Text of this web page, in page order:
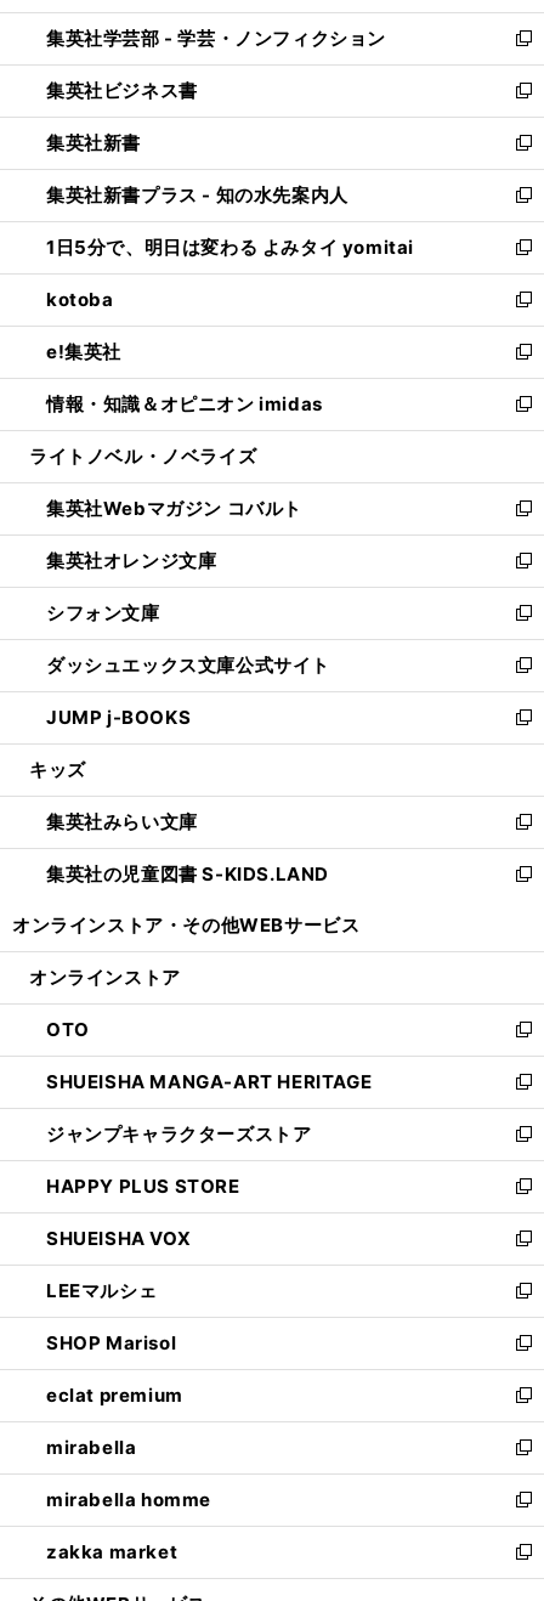
開
く
ウ
で
開
く
ン
ド
ウ
で
開
く
ウ
ィ
ン
ド
ウ
で
開
く
集英社学芸部 - 学芸・ノンフィクション
新
し
い
ウ
ィ
ン
ド
ウ
で
開
く
集英社ビジネス書
新
し
い
ウ
ィ
ン
ド
ウ
で
開
く
集英社新書
新
し
い
ウ
ィ
ン
ド
ウ
で
開
く
集英社新書プラス - 知の水先案内人
新
し
い
ウ
ィ
ン
ド
ウ
で
開
1日5分で、明日は変わる よみタイ yomitai
新
し
い
ウ
ィ
ン
ド
ウ
開
く
kotoba
新
し
い
ウ
ィ
ン
ウ
で
開
く
e!集英社
新
し
い
ウ
ン
ド
ウ
で
開
く
情報・知識＆オピニオン imidas
新
し
ウ
ィ
ン
ド
ウ
で
開
く
ライトノベル・ノベライズ
集英社Webマガジン コバルト
新
し
い
ウ
ィ
ン
ド
ウ
で
開
集英社オレンジ文庫
新
し
い
ウ
ィ
ン
ド
ウ
開
く
シフォン文庫
新
し
い
ウ
ィ
ン
ウ
で
開
く
ダッシュエックス文庫公式サイト
新
し
い
ウ
ン
ド
ウ
で
JUMP j-BOOKS
新
し
ウ
ィ
ン
ド
開
キッズ
集英社みらい文庫
新
し
い
ン
ウ
で
開
く
集英社の児童図書 S-KIDS.LAND
新
ウ
ン
ド
ウ
で
開
く
オンラインストア・ その他WEBサービス
オンラインストア
OTO
新
し
い
ウ
ィ
ン
ド
ウ
で
開
く
SHUEISHA MANGA-ART HERITAGE
新
し
い
ウ
ィ
ン
ド
ウ
で
開
く
ジャンプキャラクターズストア
新
し
い
ウ
ィ
ン
ド
ウ
で
開
く
HAPPY PLUS STORE
新
し
い
ウ
ィ
ン
ド
ウ
で
開
く
SHUEISHA VOX
新
し
い
ウ
ィ
ン
ド
ウ
で
開
く
LEEマルシェ
新
し
い
ウ
ィ
ン
ド
ウ
で
開
く
SHOP Marisol
新
し
い
ウ
ィ
ン
ド
ウ
で
開
eclat premium
新
し
い
ウ
ィ
ン
ド
ウ
mirabella
新
し
い
ウ
ィ
ン
mirabella homme
新
し
い
ウ
zakka market
新
し